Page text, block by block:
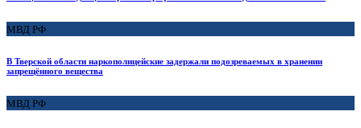
МВД РФ
В Тверской области наркополицейские задержали подозреваемых в хранении
запрещённого вещества
МВД РФ